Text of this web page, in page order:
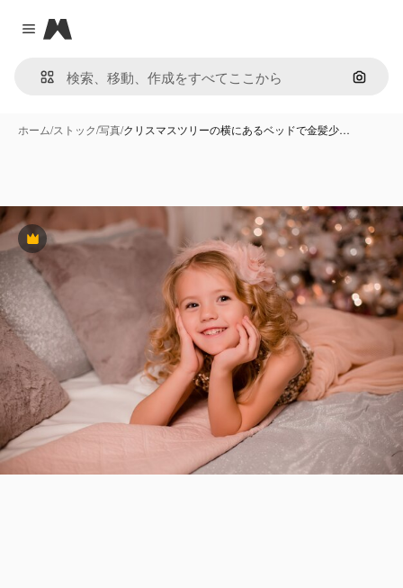
Close menu
Magnific
画像で
ホーム/ストック/写真/クリスマスツリーの横にあるベッドで金髪少…
Premium